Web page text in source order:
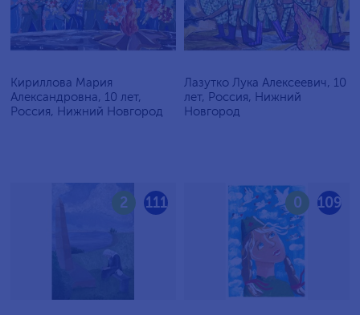
Кириллова Мария
Александровна, 10 лет,
Россия, Нижний Новгород
Лазутко Лука Алексеевич, 10
лет, Россия, Нижний
Новгород
111
2 109
0